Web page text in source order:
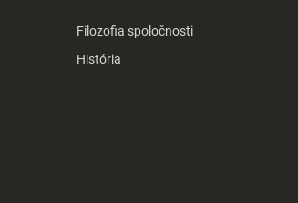
Filozofia spoločnosti
História